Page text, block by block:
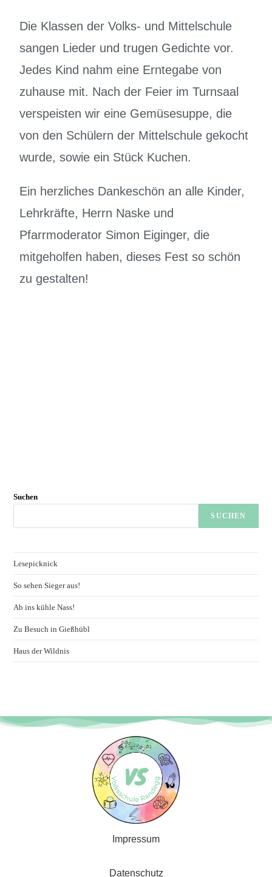
Die Klassen der Volks- und Mittelschule
sangen Lieder und trugen Gedichte vor.
Jedes Kind nahm eine Erntegabe von
zuhause mit. Nach der Feier im Turnsaal
verspeisten wir eine Gemüsesuppe, die
von den Schülern der Mittelschule gekocht
wurde, sowie ein Stück Kuchen.
Ein herzliches Dankeschön an alle Kinder,
Lehrkräfte, Herrn Naske und
Pfarrmoderator Simon Eiginger, die
mitgeholfen haben, dieses Fest so schön
zu gestalten!
Suchen
SUCHEN
Lesepicknick
So sehen Sieger aus!
Ab ins kühle Nass!
Zu Besuch in Gießhübl
Haus der Wildnis
Impressum
Datenschutz